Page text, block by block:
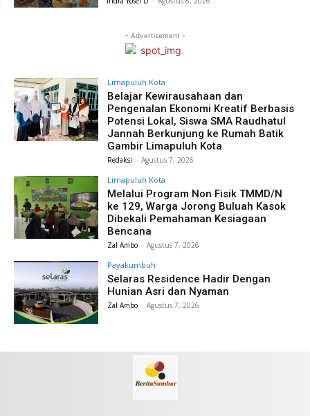
- Advertisement -
Limapuluh Kota
Belajar Kewirausahaan dan
Pengenalan Ekonomi Kreatif Berbasis
Potensi Lokal, Siswa SMA Raudhatul
Jannah Berkunjung ke Rumah Batik
Gambir Limapuluh Kota
Redaksi - Agustus 7, 2026
Limapuluh Kota
Melalui Program Non Fisik TMMD/N
ke 129, Warga Jorong Buluah Kasok
Dibekali Pemahaman Kesiagaan
Bencana
Zal Ambo - Agustus 7, 2026
Payakumbuh
Selaras Residence Hadir Dengan
Hunian Asri dan Nyaman
Zal Ambo - Agustus 7, 2026